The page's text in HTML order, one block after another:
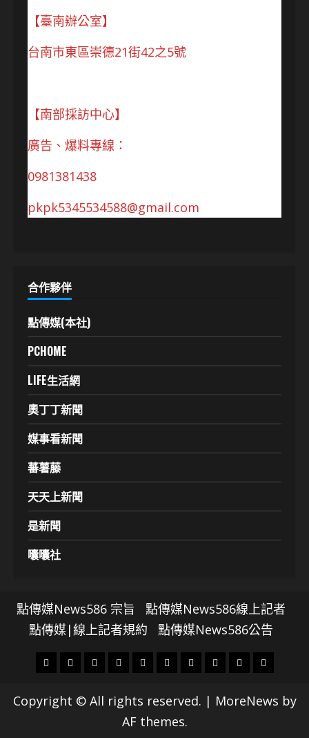
【臺南辦公室】
台南市東區崇德21街42之5號
【南部採訪中心】
廣告、爆料專線：
0981381438
pkpk5345534588@gmail.com
合作夥伴
點傳媒(本社)
PCHOME
LIFE生活網
奧丁丁新聞
媒事看新聞
蕃薯藤
天天上新聞
是新聞
囔囔社
點傳媒News586 宗旨
點傳媒News586線上記者
點傳媒|線上記者規約
點傳媒News586公告
頭
財
地
社
文
科
技
專
娛
影
劇
政
國
運
生
Copyright © All rights reserved. | MoreNews by
AF themes.